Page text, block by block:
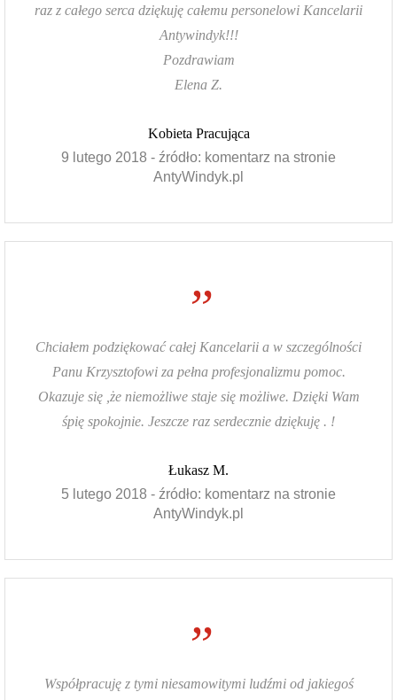
raz z całego serca dziękuję całemu personelowi Kancelarii
Antywindyk!!!
Pozdrawiam
Elena Z.
Kobieta Pracująca
9 lutego 2018 - źródło: komentarz na stronie
AntyWindyk.pl
”
Chciałem podziękować całej Kancelarii a w szczególności
Panu Krzysztofowi za pełna profesjonalizmu pomoc.
Okazuje się ,że niemożliwe staje się możliwe. Dzięki Wam
śpię spokojnie. Jeszcze raz serdecznie dziękuję . !
Łukasz M.
5 lutego 2018 - źródło: komentarz na stronie
AntyWindyk.pl
”
Współpracuję z tymi niesamowitymi ludźmi od jakiegoś